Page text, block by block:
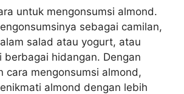
untuk mengonsumsi almond.
sebagai camilan,
salad atau yogurt, atau
berbagai hidangan. Dengan
cara mengonsumsi almond,
almond dengan lebih